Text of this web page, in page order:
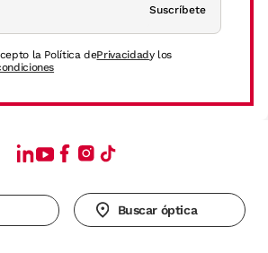
Suscríbete
la Política dePrivacidady los
Buscar óptica